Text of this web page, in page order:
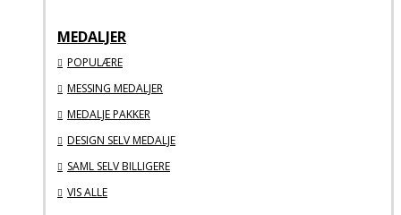
MEDALJER
POPULÆRE
MESSING MEDALJER
MEDALJE PAKKER
DESIGN SELV MEDALJE
SAML SELV BILLIGERE
VIS ALLE